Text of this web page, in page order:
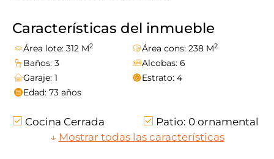
Características del inmueble
Área lote: 312 M2 Área cons: 238 M2
Baños: 3
Alcobas: 6
Garaje: 1
Estrato: 4
Edad: 73 años
Cocina Cerrada
Patio: 0 ornamental
En Zona Residencial
Gas Natural
↓ Mostrar todas las características